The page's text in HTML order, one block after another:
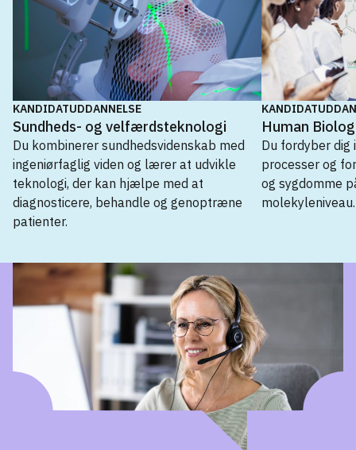
KANDIDATUDDANNELSE
Sundheds- og velfærdsteknologi
Du kombinerer sundhedsvidenskab med
ingeniørfaglig viden og lærer at udvikle
teknologi, der kan hjælpe med at
diagnosticere, behandle og genoptræne
patienter.
Human
Du fordyber dig
processer og
og sygdomme
molekyleniveau.
Biomedicin
Folkesundhedsvidenskab
Global Health
Human Biology